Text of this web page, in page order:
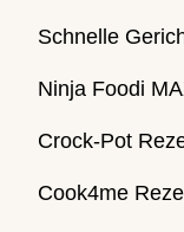
Schnelle
Ninja Foodi
Crock-Pot
Cook4me